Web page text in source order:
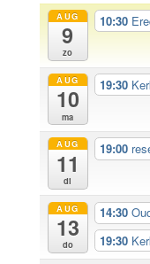
AUG
9
zo
10:30
AUG
10
ma
19:30
AUG
11
di
19:00
AUG
13
do
14:30
19:30